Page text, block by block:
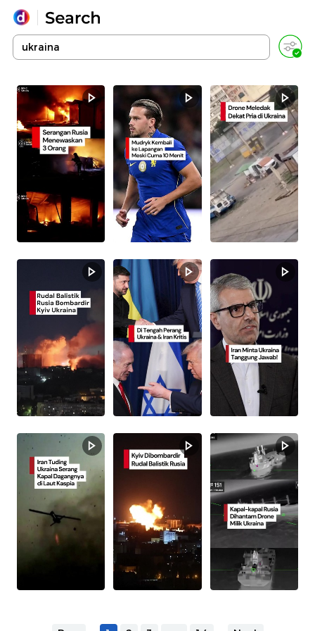
Yang sedang ramai dicari
Loading...
Promoted
Terakhir yang dicari